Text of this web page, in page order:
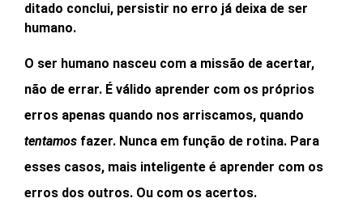
ditado conclui, persistir no erro já deixa de ser
humano.
O ser humano nasceu com a missão de acertar,
não de errar. É válido aprender com os próprios
erros apenas quando nos arriscamos, quando
tentamos fazer. Nunca em função de rotina. Para
esses casos, mais inteligente é aprender com os
erros dos outros. Ou com os acertos.